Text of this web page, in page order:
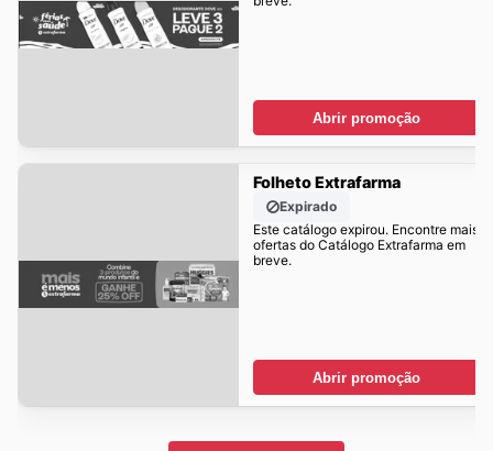
Abrir promoção
Folheto Extrafarma
Expirado
Este catálogo expirou. Encontre mais
ofertas do Catálogo Extrafarma em
breve.
Abrir promoção